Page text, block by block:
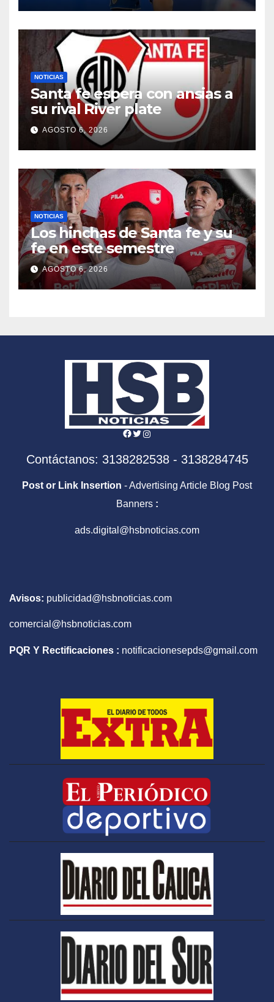
NOTICIAS
Santa fe espera con ansias a
su rival River plate
AGOSTO 6, 2026
NOTICIAS
Los hinchas de Santa fe y su
fe en este semestre
AGOSTO 6, 2026
Facebook
Twitter
Instagram
Contáctanos: 3138282538 - 3138284745
Post or Link Insertion - Advertising Article Blog Post
Banners :
ads.digital@hsbnoticias.com
Avisos: publicidad@hsbnoticias.com
comercial@hsbnoticias.com
PQR Y Rectificaciones : notificacionesepds@gmail.com